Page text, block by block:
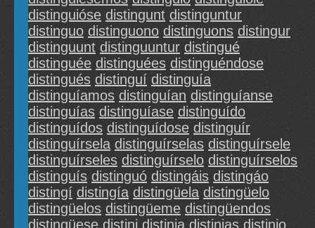
distinguióse distingunt distinguntur
distinguo distinguono distinguons distingur
distinguunt distinguuntur distingué
distinguée distinguées distinguéndose
distingués distinguí distinguía
distinguíamos distinguían distinguíanse
distinguías distinguíase distinguído
distinguídos distinguídose distinguír
distinguírsela distinguírselas distinguírsele
distinguírseles distinguírselo distinguírselos
distinguís distinguó distingáis distingáo
distingí distingía distingüela distingüelo
distingüelos distingüeme distingüendos
distingüese distini distinia distinias distinio